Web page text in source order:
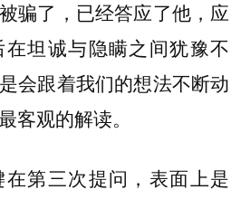
骗了，已经答应了他，应
坦诚与隐瞒之间犹豫不
会跟着我们的想法不断动
客观的解读。
第三次提问，表面上是